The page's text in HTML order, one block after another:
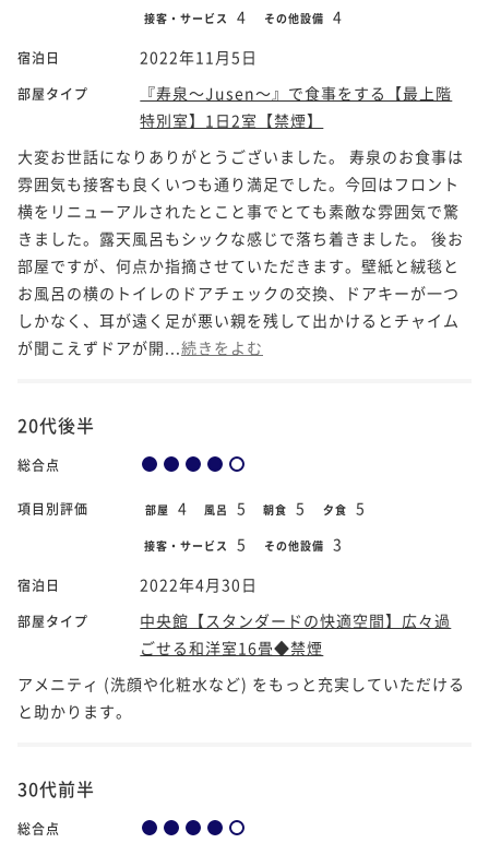
接客・サービス 4 その他設備 4
宿泊日 2022年11月5日
部屋タイプ
『寿泉～Jusen～』で食事をする【最上階
特別室】1日2室【禁煙】
大変お世話になりありがとうございました。 寿泉のお食事は
雰囲気も接客も良くいつも通り満足でした。今回はフロント
横をリニューアルされたとこと事でとても素敵な雰囲気で驚
きました。露天風呂もシックな感じで落ち着きました。 後お
部屋ですが、何点か指摘させていただきます。壁紙と絨毯と
お風呂の横のトイレのドアチェックの交換、ドアキーが一つ
しかなく、耳が遠く足が悪い親を残して出かけるとチャイム
が聞こえずドアが開... 続きをよむ
20代後半
総合点
項目別評価 部屋 4 風呂 5 朝食 5 夕食 5
接客・サービス 5 その他設備 3
宿泊日 2022年4月30日
部屋タイプ
中央館【スタンダードの快適空間】広々過
ごせる和洋室16畳◆禁煙
アメニティ (洗顔や化粧水など) をもっと充実していただける
と助かります。
30代前半
総合点